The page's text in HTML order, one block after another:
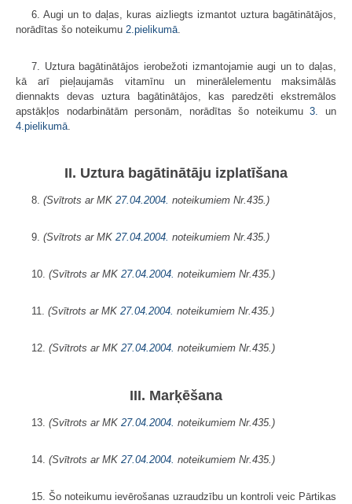
6. Augi un to daļas, kuras aizliegts izmantot uztura bagātinātājos,
norādītas šo noteikumu 2.pielikumā
7. Uztura bagātinātājos ierobežoti izmantojamie augi un to daļas,
kā arī pieļaujamās vitamīnu un minerālelementu maksimālās
diennakts devas uztura bagātinātājos, kas paredzēti ekstremālos
apstākļos nodarbinātām personām, norādītas šo noteikumu3.un
4.pielikumā
II. Uztura bagātinātāju izplatīšana
8. (Svītrots ar MK 27.04.2004. noteikumiem Nr.435.)
9. (Svītrots ar MK 27.04.2004. noteikumiem Nr.435.)
10. (Svītrots ar MK 27.04.2004. noteikumiem Nr.435.)
11. (Svītrots ar MK 27.04.2004. noteikumiem Nr.435.)
12. (Svītrots ar MK 27.04.2004. noteikumiem Nr.435.)
III. Marķēšana
13. (Svītrots ar MK 27.04.2004. noteikumiem Nr.435.)
14. (Svītrots ar MK 27.04.2004. noteikumiem Nr.435.)
15. Šo noteikumu ievērošanas uzraudzību un kontroli veic Pārtikas